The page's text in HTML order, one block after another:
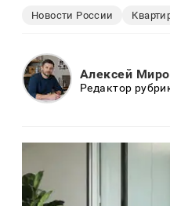
Новости России
Алексей
Редактор